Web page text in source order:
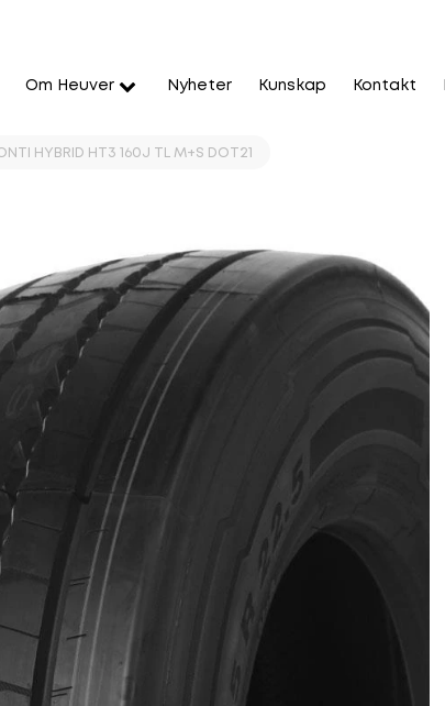
Om Heuver Nyheter Kunskap Kontakt
HYBRID HT3 160J TL M+S DOT21